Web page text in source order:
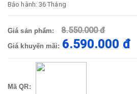
Bảo hành: 36 Tháng
Giá sản phẩm: 8.550.000 đ
Giá khuyến mãi: 6.590.000 đ
Mã QR: